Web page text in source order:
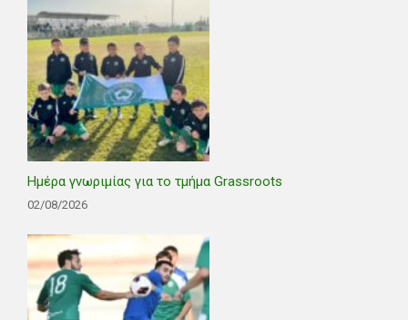
Ημέρα γνωριμίας για το τμήμα Grassroots
02/08/2026